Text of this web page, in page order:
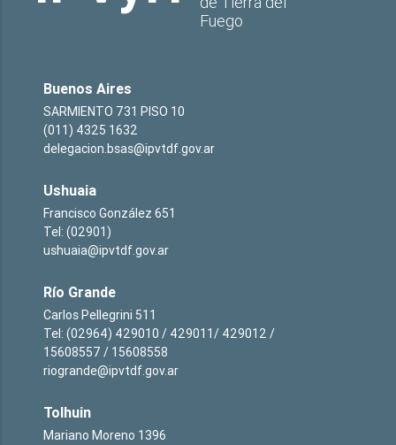
Fuego
Buenos Aires
SARMIENTO 731 PISO 10
(011) 4325 1632
delegacion.bsas@ipvtdf.gov.ar
Ushuaia
Francisco González 651
Tel: (02901)
ushuaia@ipvtdf.gov.ar
Río Grande
Carlos Pellegrini 511
Tel: (02964) 429010 / 429011/ 429012 /
15608557 / 15608558
riogrande@ipvtdf.gov.ar
Tolhuin
Mariano Moreno 1396